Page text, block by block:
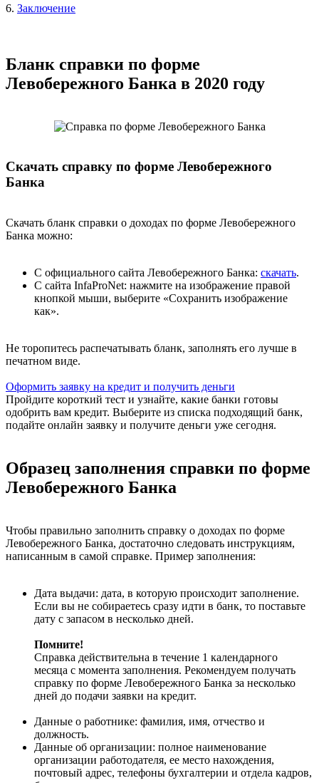
6. Заключение
Бланк справки по форме
Левобережного Банка в 2020 году
Скачать справку по форме Левобережного
Банка
Скачать бланк справки о доходах по форме Левобережного
Банка можно:
С официального сайта Левобережного Банка: скачать.
С сайта InfaProNet: нажмите на изображение правой
кнопкой мыши, выберите «Сохранить изображение
как».
Не торопитесь распечатывать бланк, заполнять его лучше в
печатном виде.
Оформить заявку на кредит и получить деньги
Пройдите короткий тест и узнайте, какие банки готовы
одобрить вам кредит. Выберите из списка подходящий банк,
подайте онлайн заявку и получите деньги уже сегодня.
Образец заполнения справки по форме
Левобережного Банка
Чтобы правильно заполнить справку о доходах по форме
Левобережного Банка, достаточно следовать инструкциям,
написанным в самой справке. Пример заполнения:
Дата выдачи: дата, в которую происходит заполнение.
Если вы не собираетесь сразу идти в банк, то поставьте
дату с запасом в несколько дней.
Помните!
Справка действительна в течение 1 календарного
месяца с момента заполнения. Рекомендуем получать
справку по форме Левобережного Банка за несколько
дней до подачи заявки на кредит.
Данные о работнике: фамилия, имя, отчество и
должность.
Данные об организации: полное наименование
организации работодателя, ее место нахождения,
почтовый адрес, телефоны бухгалтерии и отдела кадров,